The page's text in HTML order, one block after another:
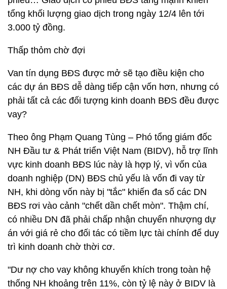
tổng khối lượng giao dịch trong ngày 12/4 lên tới
3.000 tỷ đồng.
Thấp thỏm chờ đợi
Van tín dụng BĐS được mở sẽ tạo điều kiện cho
các dự án BĐS dễ dàng tiếp cận vốn hơn, nhưng có
phải tất cả các đối tượng kinh doanh BĐS đều được
vay?
Theo ông Phạm Quang Tùng – Phó tổng giám đốc
NH Đầu tư & Phát triển Việt Nam (BIDV), hỗ trợ lĩnh
vực kinh doanh BĐS lúc này là hợp lý, vì vốn của
doanh nghiệp (DN) BĐS chủ yếu là vốn đi vay từ
NH, khi dòng vốn này bị "tắc" khiến đa số các DN
BĐS rơi vào cảnh "chết dần chết mòn". Thậm chí,
có nhiều DN đã phải chấp nhận chuyển nhượng dự
án với giá rẻ cho đối tác có tiềm lực tài chính để duy
trì kinh doanh chờ thời cơ.
"Dư nợ cho vay không khuyến khích trong toàn hệ
thống NH khoảng trên 11%, còn tỷ lệ này ở BIDV là